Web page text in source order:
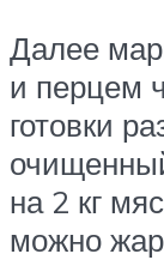
Далее
и перцем
готовки
на 2 кг
можно